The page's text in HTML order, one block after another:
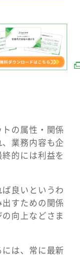
の属性・関係
業務内容も企
的には利益を
良いというわ
すための関係
向上などさま
は、常に最新